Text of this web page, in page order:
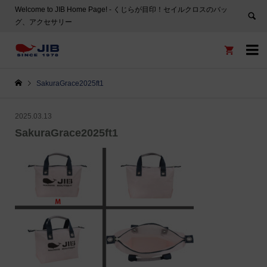
Welcome to JIB Home Page! ‐ くじらが目印！セイルクロスのバッ
グ、アクセサリー


SakuraGrace2025ft1
2025.03.13
SakuraGrace2025ft1